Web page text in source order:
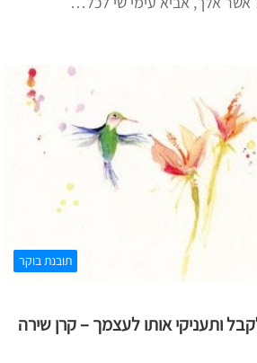
תובנת בוקר
ותעניקי אותו לעצמך – קרן שירה